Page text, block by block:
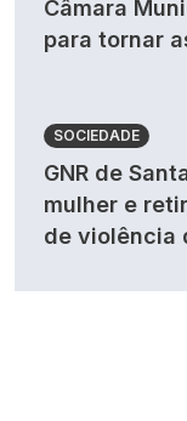
Câmara
para tornar
SOCIEDADE
GNR de
mulher e
de violência